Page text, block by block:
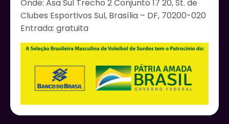
Onde: Asa Sul Trecho 2 Conjunto 17 20, St. de
Clubes Esportivos Sul, Brasília – DF, 70200-020
Entrada: gratuita